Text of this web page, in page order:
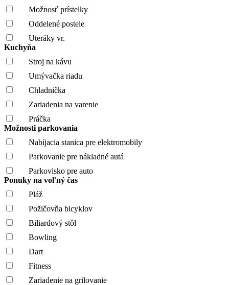
Možnosť prístelky
Oddelené postele
Uteráky vr.
Kuchyňa
Stroj na kávu
Umývačka riadu
Chladnička
Zariadenia na varenie
Práčka
Možnosti parkovania
Nabíjacia stanica pre elektromobily
Parkovanie pre nákladné autá
Parkovisko pre auto
Ponuky na voľný čas
Pláž
Požičovňa bicyklov
Biliardový stôl
Bowling
Dart
Fitness
Zariadenie na grilovanie